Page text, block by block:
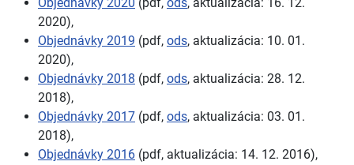
2020),
Objednávky 2019 (pdf, ods, aktualizácia: 10. 01.
2020),
Objednávky 2018 (pdf, ods, aktualizácia: 28. 12.
2018),
Objednávky 2017 (pdf, ods, aktualizácia: 03. 01.
2018),
Objednávky 2016 (pdf, aktualizácia: 14. 12. 2016),